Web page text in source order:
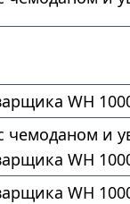
WH
чемоданом и
WH
WH